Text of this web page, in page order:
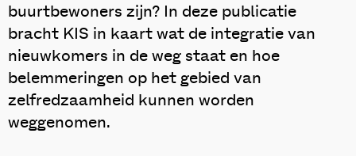
buurtbewoners zijn? In deze publicatie
bracht KIS in kaart wat de integratie van
nieuwkomers in de weg staat en hoe
belemmeringen op het gebied van
zelfredzaamheid kunnen worden
weggenomen.